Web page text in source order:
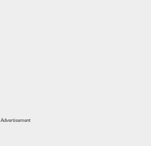
Advertisement